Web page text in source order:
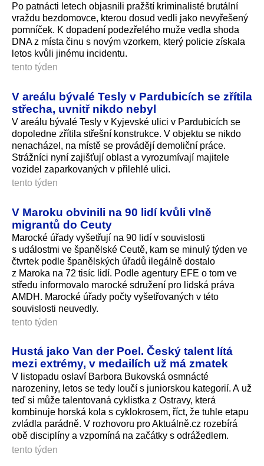
Po patnácti letech objasnili pražští kriminalisté brutální
vraždu bezdomovce, kterou dosud vedli jako nevyřešený
pomníček. K dopadení podezřelého muže vedla shoda
DNA z místa činu s novým vzorkem, který policie získala
letos kvůli jinému incidentu.
tento týden
V areálu bývalé Tesly v Pardubicích se zřítila
střecha, uvnitř nikdo nebyl
V areálu bývalé Tesly v Kyjevské ulici v Pardubicích se
dopoledne zřítila střešní konstrukce. V objektu se nikdo
nenacházel, na místě se provádějí demoliční práce.
Strážníci nyní zajišťují oblast a vyrozumívají majitele
vozidel zaparkovaných v přilehlé ulici.
tento týden
V Maroku obvinili na 90 lidí kvůli vlně
migrantů do Ceuty
Marocké úřady vyšetřují na 90 lidí v souvislosti
s událostmi ve španělské Ceutě, kam se minulý týden ve
čtvrtek podle španělských úřadů ilegálně dostalo
z Maroka na 72 tisíc lidí. Podle agentury EFE o tom ve
středu informovalo marocké sdružení pro lidská práva
AMDH. Marocké úřady počty vyšetřovaných v této
souvislosti neuvedly.
tento týden
Hustá jako Van der Poel. Český talent lítá
mezi extrémy, v medailích už má zmatek
V listopadu oslaví Barbora Bukovská osmnácté
narozeniny, letos se tedy loučí s juniorskou kategorií. A už
teď si může talentovaná cyklistka z Ostravy, která
kombinuje horská kola s cyklokrosem, říct, že tuhle etapu
zvládla parádně. V rozhovoru pro Aktuálně.cz rozebírá
obě disciplíny a vzpomíná na začátky s odrážedlem.
tento týden